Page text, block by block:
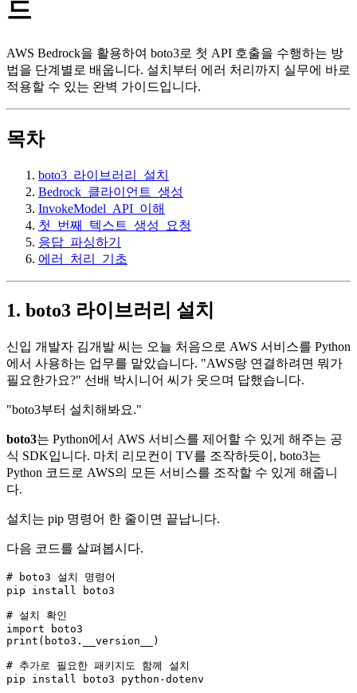
드
AWS Bedrock을 활용하여 boto3로 첫 API 호출을 수행하는 방
법을 단계별로 배웁니다. 설치부터 에러 처리까지 실무에 바로
적용할 수 있는 완벽 가이드입니다.
목차
boto3_라이브러리_설치
Bedrock_클라이언트_생성
InvokeModel_API_이해
첫_번째_텍스트_생성_요청
응답_파싱하기
에러_처리_기초
1. boto3 라이브러리 설치
신입 개발자 김개발 씨는 오늘 처음으로 AWS 서비스를 Python
에서 사용하는 업무를 맡았습니다. "AWS랑 연결하려면 뭐가
필요한가요?" 선배 박시니어 씨가 웃으며 답했습니다.
"boto3부터 설치해봐요."
boto3는 Python에서 AWS 서비스를 제어할 수 있게 해주는 공
식 SDK입니다. 마치 리모컨이 TV를 조작하듯이, boto3는
Python 코드로 AWS의 모든 서비스를 조작할 수 있게 해줍니
다.
설치는 pip 명령어 한 줄이면 끝납니다.
다음 코드를 살펴봅시다.
# boto3 설치 명령어
pip install boto3
# 설치 확인
import
print (boto3.__version__)
# 추가로 필요한 패키지도 함께 설치